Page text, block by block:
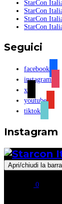
StarCon
StarCon
StarCon
StarCon
Seguici
facebook
instagram
x
youtube
tiktok
Instagram
Apri/chiudi la
0